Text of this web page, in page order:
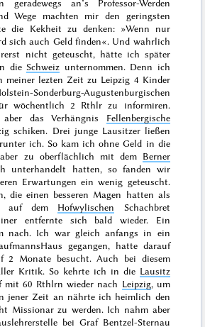
geradewegs an’s Professor-Werden
Wege machten mir den geringsten
die Kekheit zu denken: »Wenn nur
sich auch Geld finden«. Und wahrlich
nicht geteuscht, hätte ich später
die Schweiz unternommen. Denn ich
lezten Zeit zu Leipzig 4 Kinder
Augustenburgischen
wöchentlich 2 Rthlr zu informiren.
aber das Verhängnis Fellenbergische
schiken. Drei junge Lausitzer ließen
ich. So kam ich ohne Geld in die
zu oberflächlich mit dem Berner
unterhandelt hatten, so fanden wir
Erwartungen ein wenig geteuscht.
die einen besseren Magen hatten als
auf dem Hofwylischen Schachbret
entfernte sich bald wieder. Ein
nach. Ich war gleich anfangs in ein
gegangen, hatte darauf
2 Monate besucht. Auch bei diesem
Kritik. So kehrte ich in die Lausitz
mit 60 Rthlrn wieder nach Leipzig, um
jener Zeit an nährte ich heimlich den
Missionar zu werden. Ich nahm aber
bei Graf Bentzel-Sternau